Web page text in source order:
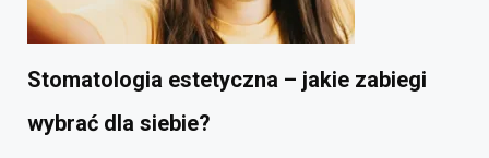
Stomatologia estetyczna – jakie zabiegi
wybrać dla siebie?